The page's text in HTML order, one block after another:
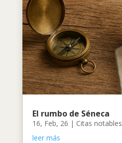
El rumbo de Séneca
16, Feb, 26 | Citas notables
leer más